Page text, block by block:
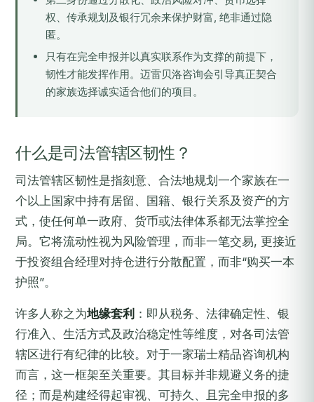
权、传承规划及银行冗余来保护财富, 绝非通过隐
匿。
只有在完全申报并以真实联系作为支撑的前提下，
韧性才能发挥作用。迈雷贝洛咨询会引导真正契合
的家族选择诚实适合他们的项目。
什么是司法管辖区韧性？
司法管辖区韧性是指刻意、合法地规划一个家族在一
个以上国家中持有居留、国籍、银行关系及资产的方
式，使任何单一政府、货币或法律体系都无法掌控全
局。它将流动性视为风险管理，而非一笔交易, 更接近
于投资组合经理对持仓进行分散配置，而非“购买一本
护照”。
许多人称之为地缘套利 ：即从税务、法律确定性、银
行准入、生活方式及政治稳定性等维度，对各司法管
辖区进行有纪律的比较。对于一家瑞士精品咨询机构
而言，这一框架至关重要。其目标并非规避义务的捷
径；而是构建经得起审视、可持久、且完全申报的多